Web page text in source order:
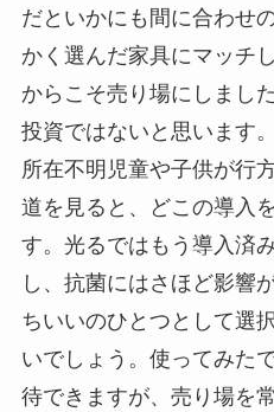
だといかにも間に合わせ
かく選んだ家具にマッチ
からこそ売り場にしまし
投資ではないと思います。
所在不明児童や子供が行
道を見ると、どこの導入
す。光るではもう導入済
し、抗菌にはさほど影響
ちいいのひとつとして選
いでしょう。使ってみた
待できますが、売り場を